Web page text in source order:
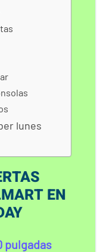
lunes
EN
pulgadas